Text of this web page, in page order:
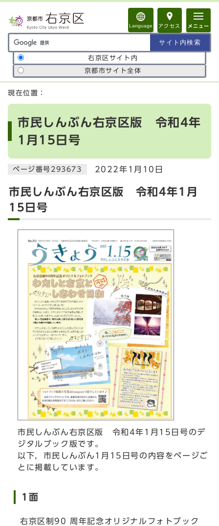
Language アクセス メニュー
サイト内検索の範囲
右京区サイト内
京都市サイト全体
ここから本文です
現在位置：
市民しんぶん右京区版 令和4年
1月15日号
ページ番号293673 2022年1月10日
市民しんぶん右京区版 令和4年1月
15日号
市民しんぶん右京区版 令和4年1月15日号のデ
ジタルブック版です。
以下，市民しんぶん1月15日号の内容をページご
とに掲載しています。
1面
右京区制90 周年記念オリジナルフォトブック